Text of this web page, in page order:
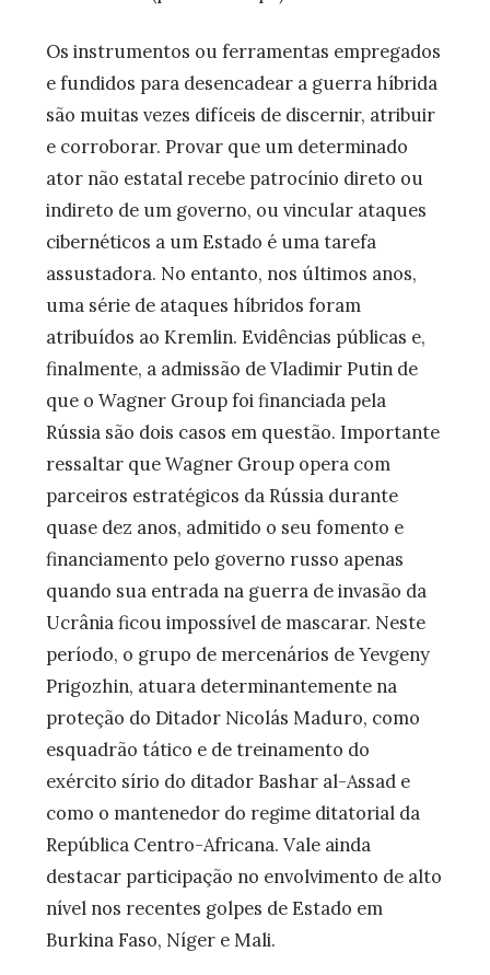
Os instrumentos ou ferramentas empregados
e fundidos para desencadear a guerra híbrida
são muitas vezes difíceis de discernir, atribuir
e corroborar. Provar que um determinado
ator não estatal recebe patrocínio direto ou
indireto de um governo, ou vincular ataques
cibernéticos a um Estado é uma tarefa
assustadora. No entanto, nos últimos anos,
uma série de ataques híbridos foram
atribuídos ao Kremlin. Evidências públicas e,
finalmente, a admissão de Vladimir Putin de
que o Wagner Group foi financiada pela
Rússia são dois casos em questão. Importante
ressaltar que Wagner Group opera com
parceiros estratégicos da Rússia durante
quase dez anos, admitido o seu fomento e
financiamento pelo governo russo apenas
quando sua entrada na guerra de invasão da
Ucrânia ficou impossível de mascarar. Neste
período, o grupo de mercenários de Yevgeny
Prigozhin, atuara determinantemente na
proteção do Ditador Nicolás Maduro, como
esquadrão tático e de treinamento do
exército sírio do ditador Bashar al-Assad e
como o mantenedor do regime ditatorial da
República Centro-Africana. Vale ainda
destacar participação no envolvimento de alto
nível nos recentes golpes de Estado em
Burkina Faso, Níger e Mali.